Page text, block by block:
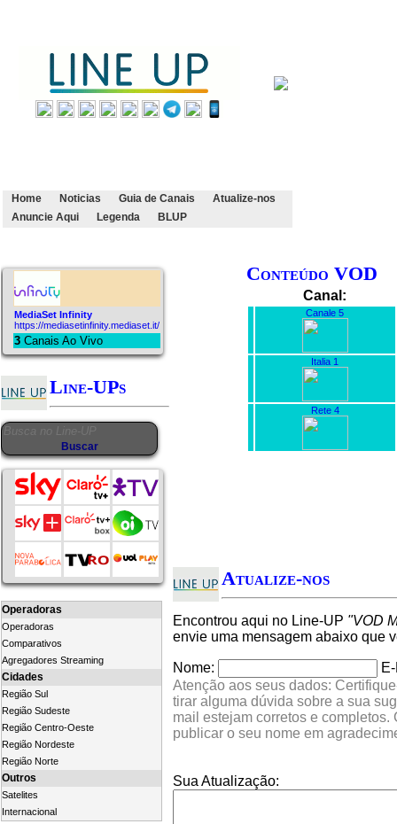
Home Noticias Guia de Canais
Atualize-nos
Anuncie Aqui
Legenda BLUP
MediaSet Infinity
https://mediasetinfinity.mediaset.it/
3Canais Ao Vivo
Line-UPs
Operadoras
Operadoras
Comparativos
Agregadores Streaming
Cidades
Região Sul
Região Sudeste
Região Centro-Oeste
Região Nordeste
Região Norte
Outros
Satelites
Internacional
Conteúdo VOD
Canal:
Canale 5
Italia 1
Rete 4
Atualize-nos
Encontrou aqui no Line-UP "VOD
envie uma mensagem abaixo que
Nome:
Atenção aos seus dados:
tirar alguma dúvida sobre a sua
mail estejam corretos e
publicar o seu nome em
Sua Atualização: